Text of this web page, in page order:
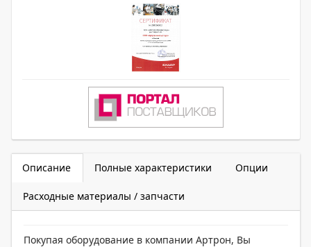
Описание Полные характеристики Опции
Расходные материалы / запчасти
Покупая оборудование в компании Артрон, Вы